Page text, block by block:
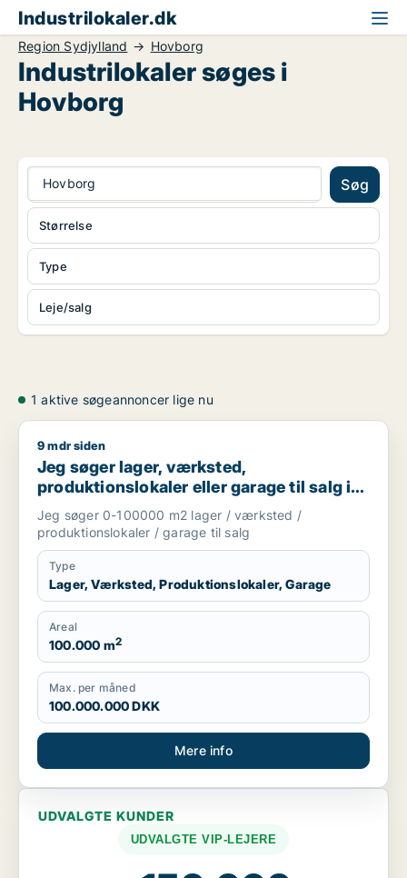
Industrilokaler.dk
Region Sydjylland Hovborg
Industrilokaler søges i
Hovborg
Hovborg Søg
Type
Leje/salg
Størrelse
1 aktive søgeannoncer lige nu
Jeg søger lager, værksted, produktionslokaler eller garage
9 mdr siden
Jeg søger lager, værksted,
produktionslokaler eller garage til salg i
Vejen, Brørup eller Holsted m.fl.
Jeg søger 0-100000 m2 lager / værksted /
produktionslokaler / garage til salg
Type
Lager, Værksted, Produktionslokaler, Garage
Areal
100.000 m2
Max. per måned
100.000.000 DKK
Mere info
UDVALGTE KUNDER
UDVALGTE VIP-LEJERE